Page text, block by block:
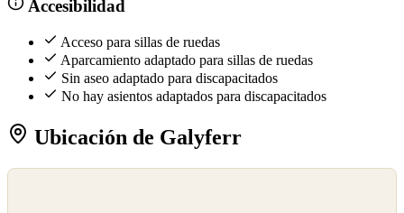
Accesibilidad
Acceso para sillas de ruedas
Aparcamiento adaptado para sillas de ruedas
Sin aseo adaptado para discapacitados
No hay asientos adaptados para discapacitados
Ubicación de Galyferr